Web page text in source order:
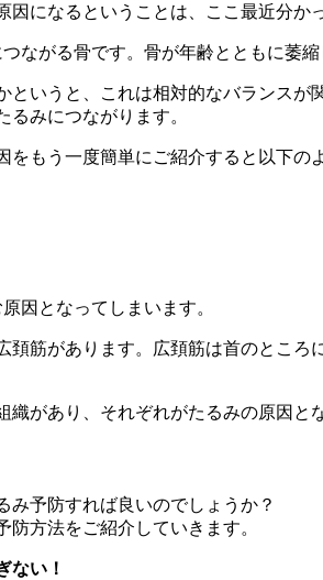
になるということは、ここ最近分か
ながる骨です。骨が年齢とともに萎
というと、これは相対的なバランス
みにつながります。
もう一度簡単にご紹介すると以下の
因となってしまいます。
頚筋があります。広頚筋は首のとこ
があり、それぞれがたるみの原因
み予防すれば良いのでしょうか？
方法をご紹介していきます。
ない！